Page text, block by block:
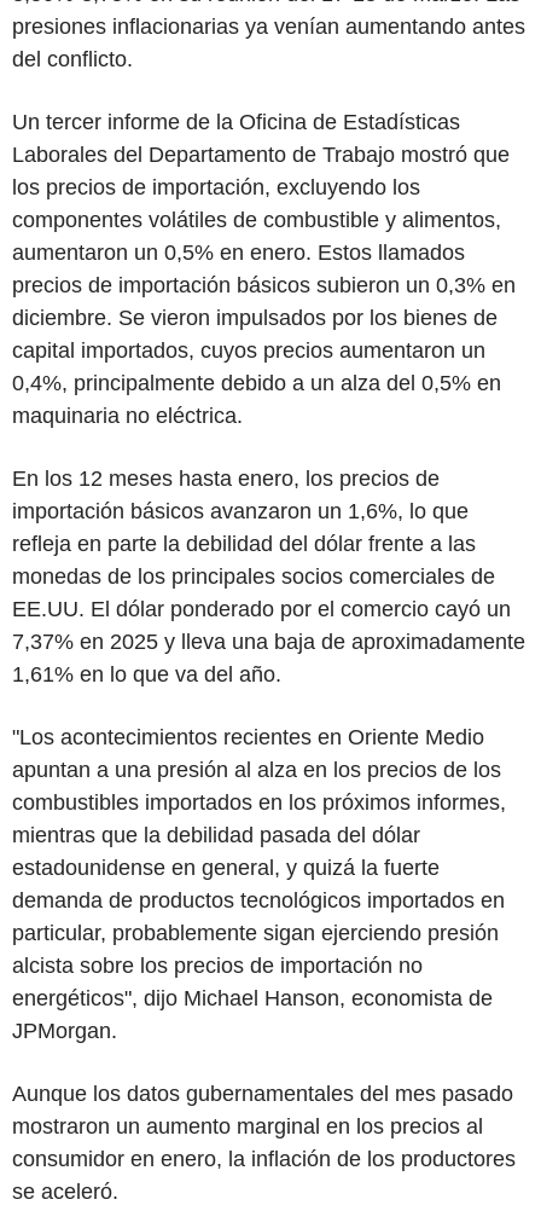
presiones inflacionarias ya venían aumentando antes
del conflicto.
Un tercer informe de la Oficina de Estadísticas
Laborales del Departamento de Trabajo mostró que
los precios de importación, excluyendo los
componentes volátiles de combustible y alimentos,
aumentaron un 0,5% en enero. Estos llamados
precios de importación básicos subieron un 0,3% en
diciembre. Se vieron impulsados por los bienes de
capital importados, cuyos precios aumentaron un
0,4%, principalmente debido a un alza del 0,5% en
maquinaria no eléctrica.
En los 12 meses hasta enero, los precios de
importación básicos avanzaron un 1,6%, lo que
refleja en parte la debilidad del dólar frente a las
monedas de los principales socios comerciales de
EE.UU. El dólar ponderado por el comercio cayó un
7,37% en 2025 y lleva una baja de aproximadamente
1,61% en lo que va del año.
"Los acontecimientos recientes en Oriente Medio
apuntan a una presión al alza en los precios de los
combustibles importados en los próximos informes,
mientras que la debilidad pasada del dólar
estadounidense en general, y quizá la fuerte
demanda de productos tecnológicos importados en
particular, probablemente sigan ejerciendo presión
alcista sobre los precios de importación no
energéticos", dijo Michael Hanson, economista de
JPMorgan.
Aunque los datos gubernamentales del mes pasado
mostraron un aumento marginal en los precios al
consumidor en enero, la inflación de los productores
se aceleró.